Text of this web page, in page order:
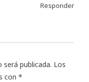
Responder
publicada. Los
con *